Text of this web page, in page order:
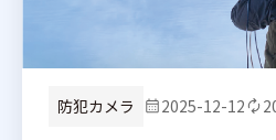
防犯カメラ 2025-12-12